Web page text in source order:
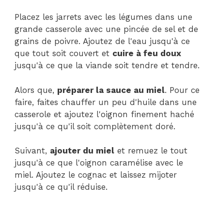
Placez les jarrets avec les légumes dans une
grande casserole avec une pincée de sel et de
grains de poivre. Ajoutez de l'eau jusqu'à ce
que tout soit couvert et cuire à feu doux
jusqu'à ce que la viande soit tendre et tendre.
Alors que, préparer la sauce au miel. Pour ce
faire, faites chauffer un peu d'huile dans une
casserole et ajoutez l'oignon finement haché
jusqu'à ce qu'il soit complètement doré.
Suivant, ajouter du miel et remuez le tout
jusqu'à ce que l'oignon caramélise avec le
miel. Ajoutez le cognac et laissez mijoter
jusqu'à ce qu'il réduise.